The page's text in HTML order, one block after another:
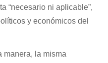
“necesario ni aplicable”,
y económicos del
manera, la misma